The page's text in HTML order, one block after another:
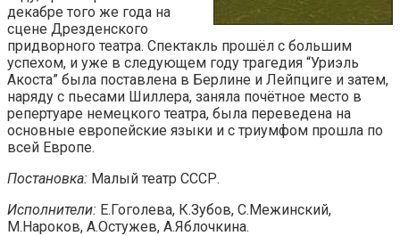
декабре того же года на
сцене Дрезденского
придворного театра. Спектакль прошёл с большим
успехом, и уже в следующем году трагедия “Уриэль
Акоста” была поставлена в Берлине и Лейпциге и затем,
наряду с пьесами Шиллера, заняла почётное место в
репертуаре немецкого театра, была переведена на
основные европейские языки и с триумфом прошла по
всей Европе.
Постановка: Малый театр СССР.
Исполнители: Е.Гоголева, К.Зубов, С.Межинский,
М.Нароков, А.Остужев, А.Яблочкина.